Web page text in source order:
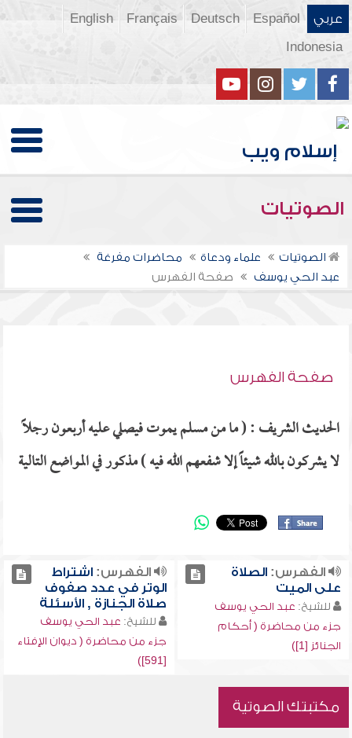
عربي Español
Deutsch
Français
English
Indonesia
الصوتيات
الصوتيات علماء ودعاة
محاضرات مفرغة
عبد الحي يوسف
صفحة الفهرس
صفحة الفهرس
الحديث الشريف : ( ما من مسلم يموت فيصلي عليه أربعون رجلاً
لا يشركون بالله شيئاً إلا شفعهم الله فيه ) مذكور في المواضع التالية
الفهرس:الصلاة
على الميت
للشيخ: عبد الحي يوسف
جزء من محاضرة ( أحكام
الجنائز [1])
الفهرس:اشتراط
الوتر في عدد صفوف
صلاة الجنازة , الأسئلة
للشيخ: عبد الحي يوسف
جزء من محاضرة ( ديوان الإفتاء
[591])
مكتبتك الصوتية